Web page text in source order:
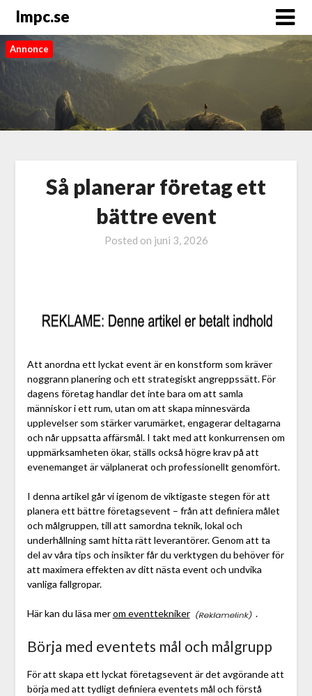
Impc.se
Annonce
Så planerar företag ett
bättre event
Posted on juni 3, 2026
Att anordna ett lyckat event är en konstform som kräver
noggrann planering och ett strategiskt angreppssätt. För
dagens företag handlar det inte bara om att samla
människor i ett rum, utan om att skapa minnesvärda
upplevelser som stärker varumärket, engagerar deltagarna
och når uppsatta affärsmål. I takt med att konkurrensen om
uppmärksamheten ökar, ställs också högre krav på att
evenemanget är välplanerat och professionellt genomfört.
I denna artikel går vi igenom de viktigaste stegen för att
planera ett bättre företagsevent – från att definiera målet
och målgruppen, till att samordna teknik, lokal och
underhållning samt hitta rätt leverantörer. Genom att ta
del av våra tips och insikter får du verktygen du behöver för
att maximera effekten av ditt nästa event och undvika
vanliga fallgropar.
Här kan du läsa merom eventtekniker .
Börja med eventets mål och målgrupp
För att skapa ett lyckat företagsevent är det avgörande att
börja med att tydligt definiera eventets mål och förstå